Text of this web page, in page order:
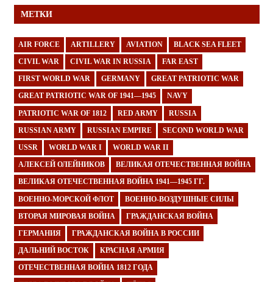
МЕТКИ
AIR FORCE ARTILLERY AVIATION BLACK SEA FLEET
CIVIL WAR CIVIL WAR IN RUSSIA FAR EAST
FIRST WORLD WAR GERMANY GREAT PATRIOTIC WAR
GREAT PATRIOTIC WAR OF 1941—1945 NAVY
PATRIOTIC WAR OF 1812 RED ARMY RUSSIA
RUSSIAN ARMY RUSSIAN EMPIRE SECOND WORLD WAR
USSR WORLD WAR I WORLD WAR II
АЛЕКСЕЙ ОЛЕЙНИКОВ ВЕЛИКАЯ ОТЕЧЕСТВЕННАЯ ВОЙНА
ВЕЛИКАЯ ОТЕЧЕСТВЕННАЯ ВОЙНА 1941—1945 ГГ.
ВОЕННО-МОРСКОЙ ФЛОТ ВОЕННО-ВОЗДУШНЫЕ СИЛЫ
ВТОРАЯ МИРОВАЯ ВОЙНА ГРАЖДАНСКАЯ ВОЙНА
ГЕРМАНИЯ ГРАЖДАНСКАЯ ВОЙНА В РОССИИ
ДАЛЬНИЙ ВОСТОК КРАСНАЯ АРМИЯ
ОТЕЧЕСТВЕННАЯ ВОЙНА 1812 ГОДА